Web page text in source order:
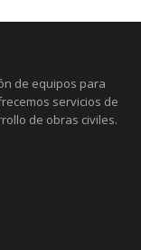
de equipos para
servicios de
de obras civiles.